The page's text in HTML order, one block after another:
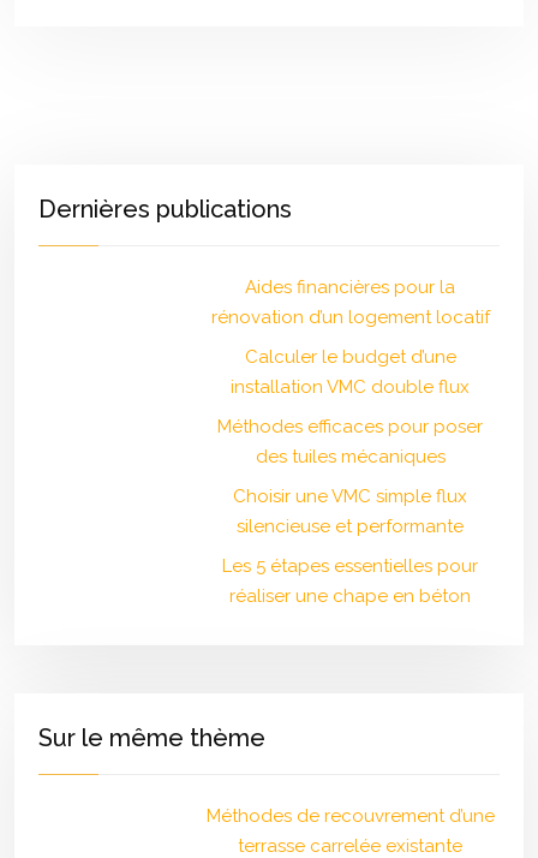
Dernières publications
Aides financières pour la
rénovation d’un logement locatif
Calculer le budget d’une
installation VMC double flux
Méthodes efficaces pour poser
des tuiles mécaniques
Choisir une VMC simple flux
silencieuse et performante
Les 5 étapes essentielles pour
réaliser une chape en béton
Sur le même thème
Méthodes de recouvrement d’une
terrasse carrelée existante